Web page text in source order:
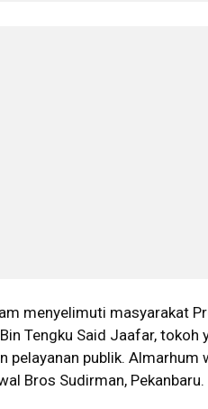
menyelimuti masyarakat
Tengku Said Jaafar, tokoh
pelayanan publik. Almarhum
Bros Sudirman, Pekanbaru.